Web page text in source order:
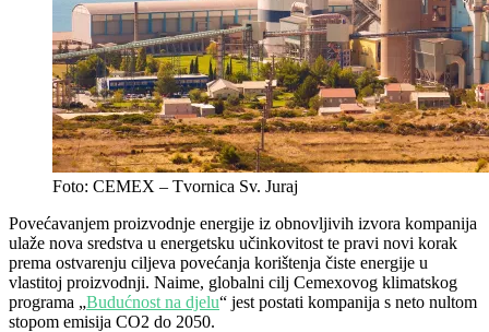
Foto: CEMEX – Tvornica Sv. Juraj
Povećavanjem proizvodnje energije iz obnovljivih izvora kompanija
ulaže nova sredstva u energetsku učinkovitost te pravi novi korak
prema ostvarenju ciljeva povećanja korištenja čiste energije u
vlastitoj proizvodnji. Naime, globalni cilj Cemexovog klimatskog
programa „Budućnost na djelu“ jest postati kompanija s neto nultom
stopom emisija CO2 do 2050.